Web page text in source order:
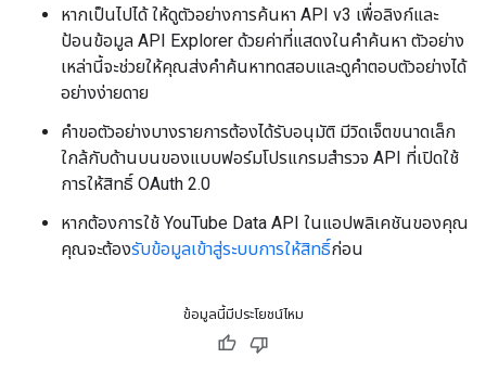
หากเป็นไปได้ ให้ดูตัวอย่างการค้นหา API v3 เพื่อลิงก์และ
ป้อนข้อมูล API Explorer ด้วยค่าที่แสดงในคําค้นหา ตัวอย่าง
เหล่านี้จะช่วยให้คุณส่งคําค้นหาทดสอบและดูคําตอบตัวอย่างได้
อย่างง่ายดาย
คําขอตัวอย่างบางรายการต้องได้รับอนุมัติ มีวิดเจ็ตขนาดเล็ก
ใกล้กับด้านบนของแบบฟอร์มโปรแกรมสํารวจ API ที่เปิดใช้
การให้สิทธิ์ OAuth 2.0
หากต้องการใช้ YouTube Data API ในแอปพลิเคชันของคุณ
คุณจะต้องรับข้อมูลเข้าสู่ระบบการให้สิทธิ์ก่อน
ข้อมูลนี้มีประโยชน์ไหม